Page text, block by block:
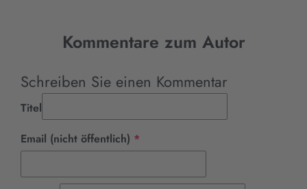
Kommentare zum Autor
Schreiben Sie einen Kommentar
Titel
Email (nicht öffentlich) *